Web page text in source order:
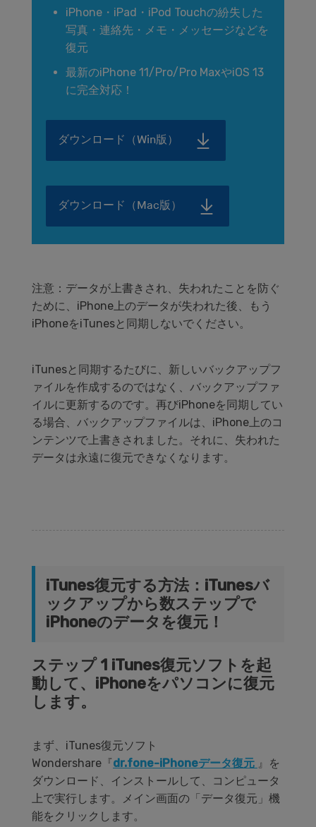
iPhone・iPad・iPod Touchの紛失した
写真・連絡先・メモ・メッセージなどを
復元
最新のiPhone 11/Pro/Pro MaxやiOS 13
に完全対応！
ダウンロード（Win版）
ダウンロード（Mac版）
注意：データが上書きされ、失われたことを防ぐ
ために、iPhone上のデータが失われた後、もう
iPhoneをiTunesと同期しないでください。
iTunesと同期するたびに、新しいバックアップフ
ァイルを作成するのではなく、バックアップファ
イルに更新するのです。再びiPhoneを同期してい
る場合、バックアップファイルは、iPhone上のコ
ンテンツで上書きされました。それに、失われた
データは永遠に復元できなくなります。
iTunes復元する方法：iTunesバ
ックアップから数ステップで
iPhoneのデータを復元！
ステップ 1 iTunes復元ソフトを起
動して、iPhoneをパソコンに復元
します。
まず、iTunes復元ソフト
Wondershare『dr.fone-iPhoneデータ復元 』を
ダウンロード、インストールして、コンピュータ
上で実行します。メイン画面の「データ復元」機
能をクリックします。